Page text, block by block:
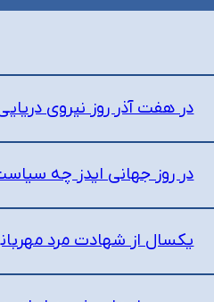
در هفت آذر روز نیروی
در روز جهانی ایدز چه
یکسال از شهادت مرد